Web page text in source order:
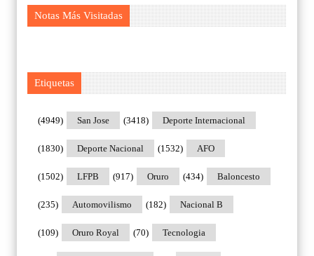
Notas Más Visitadas
Etiquetas
San Jose
(4949) Deporte Internacional
(3418)
Deporte Nacional
(1830) AFO
(1532)
LFPB
(1502) Oruro
(917) Baloncesto
(434)
Automovilismo
(235) Nacional B
(182)
Oruro Royal
(109) Tecnologia
(70)